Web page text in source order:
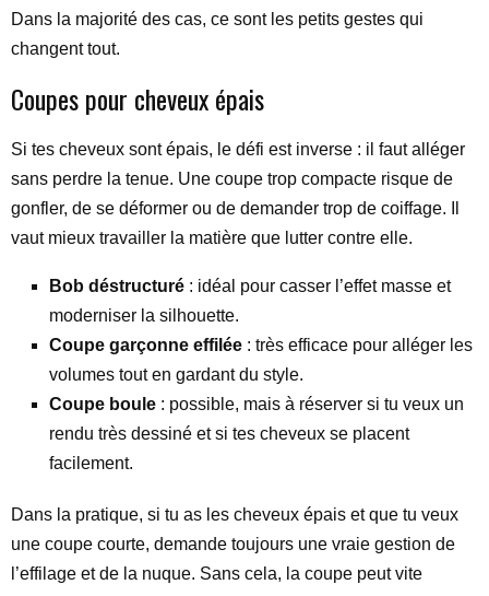
Dans la majorité des cas, ce sont les petits gestes qui
changent tout.
Coupes pour cheveux épais
Si tes cheveux sont épais, le défi est inverse : il faut alléger
sans perdre la tenue. Une coupe trop compacte risque de
gonfler, de se déformer ou de demander trop de coiffage. Il
vaut mieux travailler la matière que lutter contre elle.
Bob déstructuré : idéal pour casser l’effet masse et
moderniser la silhouette.
Coupe garçonne effilée : très efficace pour alléger les
volumes tout en gardant du style.
Coupe boule : possible, mais à réserver si tu veux un
rendu très dessiné et si tes cheveux se placent
facilement.
Dans la pratique, si tu as les cheveux épais et que tu veux
une coupe courte, demande toujours une vraie gestion de
l’effilage et de la nuque. Sans cela, la coupe peut vite